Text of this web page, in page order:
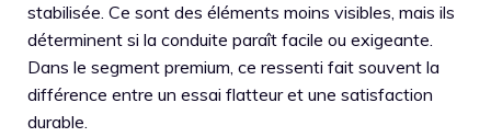
stabilisée. Ce sont des éléments moins visibles, mais ils
déterminent si la conduite paraît facile ou exigeante.
Dans le segment premium, ce ressenti fait souvent la
différence entre un essai flatteur et une satisfaction
durable.